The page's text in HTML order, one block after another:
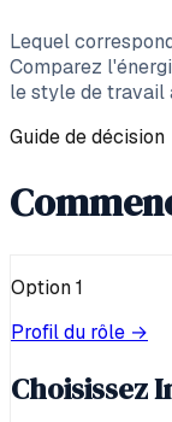
Lequel
Comparez
le style de travail
Guide de décision
Option1
Profil du rôle →
Choisissez